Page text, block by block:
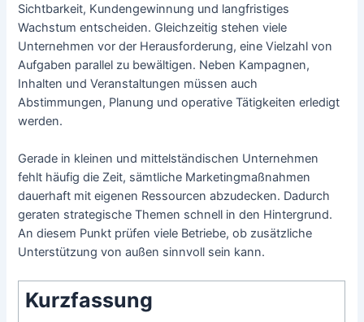
Sichtbarkeit, Kundengewinnung und langfristiges
Wachstum entscheiden. Gleichzeitig stehen viele
Unternehmen vor der Herausforderung, eine Vielzahl von
Aufgaben parallel zu bewältigen. Neben Kampagnen,
Inhalten und Veranstaltungen müssen auch
Abstimmungen, Planung und operative Tätigkeiten erledigt
werden.
Gerade in kleinen und mittelständischen Unternehmen
fehlt häufig die Zeit, sämtliche Marketingmaßnahmen
dauerhaft mit eigenen Ressourcen abzudecken. Dadurch
geraten strategische Themen schnell in den Hintergrund.
An diesem Punkt prüfen viele Betriebe, ob zusätzliche
Unterstützung von außen sinnvoll sein kann.
Kurzfassung